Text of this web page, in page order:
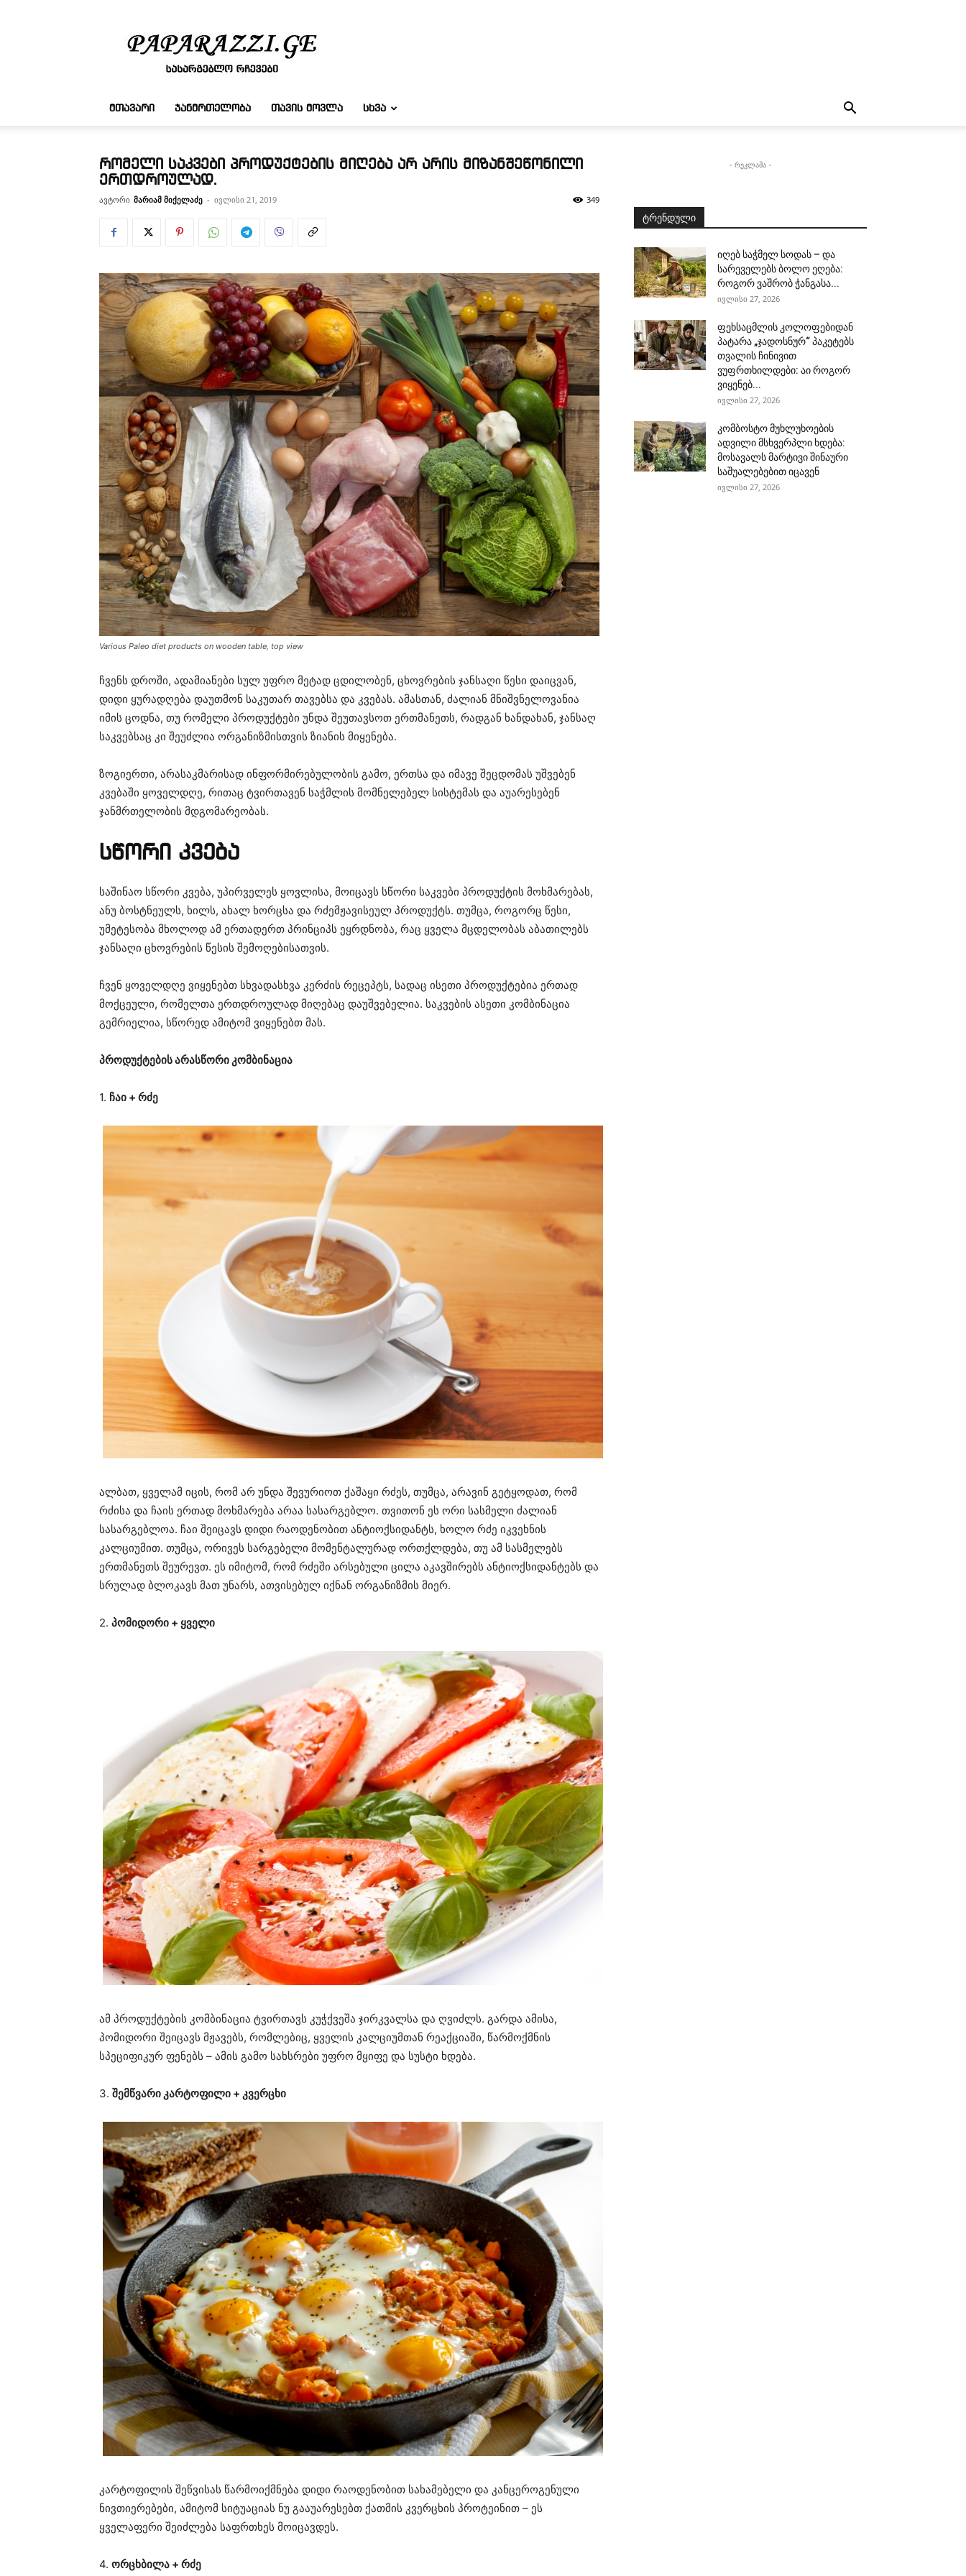
რჩევები
ᲛᲗᲐᲕᲐᲠᲘ ᲯᲐᲜᲛᲠᲗᲔᲚᲝᲑᲐ ᲗᲐᲕᲘᲡ ᲛᲝᲕᲚᲐ ᲡᲮᲕᲐ
რომელი საკვები პროდუქტების მიღება არ არის მიზანშეწონილი
ერთდროულად.
ავტორი მარიამ მიქელაძე - ივლისი 21, 2019 349
Various Paleo diet products on wooden table, top view
ჩვენს დროში, ადამიანები სულ უფრო მეტად ცდილობენ, ცხოვრების ჯანსაღი წესი დაიცვან,
დიდი ყურადღება დაუთმონ საკუთარ თავებსა და კვებას. ამასთან, ძალიან მნიშვნელოვანია
იმის ცოდნა, თუ რომელი პროდუქტები უნდა შეუთავსოთ ერთმანეთს, რადგან ხანდახან, ჯანსაღ
საკვებსაც კი შეუძლია ორგანიზმისთვის ზიანის მიყენება.
ზოგიერთი, არასაკმარისად ინფორმირებულობის გამო, ერთსა და იმავე შეცდომას უშვებენ
კვებაში ყოველდღე, რითაც ტვირთავენ საჭმლის მომნელებელ სისტემას და აუარესებენ
ჯანმრთელობის მდგომარეობას.
სწორი კვება
საშინაო სწორი კვება, უპირველეს ყოვლისა, მოიცავს სწორი საკვები პროდუქტის მოხმარებას,
ანუ ბოსტნეულს, ხილს, ახალ ხორცსა და რძემჟავისეულ პროდუქტს. თუმცა, როგორც წესი,
უმეტესობა მხოლოდ ამ ერთადერთ პრინციპს ეყრდნობა, რაც ყველა მცდელობას აბათილებს
ჯანსაღი ცხოვრების წესის შემოღებისათვის.
ჩვენ ყოველდღე ვიყენებთ სხვადასხვა კერძის რეცეპტს, სადაც ისეთი პროდუქტებია ერთად
მოქცეული, რომელთა ერთდროულად მიღებაც დაუშვებელია. საკვების ასეთი კომბინაცია
გემრიელია, სწორედ ამიტომ ვიყენებთ მას.
პროდუქტების არასწორი კომბინაცია
1. ჩაი + რძე
ალბათ, ყველამ იცის, რომ არ უნდა შევურიოთ ქაშაყი რძეს, თუმცა, არავინ გეტყოდათ, რომ
რძისა და ჩაის ერთად მოხმარება არაა სასარგებლო. თვითონ ეს ორი სასმელი ძალიან
სასარგებლოა. ჩაი შეიცავს დიდი რაოდენობით ანტიოქსიდანტს, ხოლო რძე იკვეხნის
კალციუმით. თუმცა, ორივეს სარგებელი მომენტალურად ორთქლდება, თუ ამ სასმელებს
ერთმანეთს შეურევთ. ეს იმიტომ, რომ რძეში არსებული ცილა აკავშირებს ანტიოქსიდანტებს და
სრულად ბლოკავს მათ უნარს, ათვისებულ იქნან ორგანიზმის მიერ.
2. პომიდორი + ყველი
ამ პროდუქტების კომბინაცია ტვირთავს კუჭქვეშა ჯირკვალსა და ღვიძლს. გარდა ამისა,
პომიდორი შეიცავს მჟავებს, რომლებიც, ყველის კალციუმთან რეაქციაში, წარმოქმნის
სპეციფიკურ ფენებს – ამის გამო სახსრები უფრო მყიფე და სუსტი ხდება.
3. შემწვარი კარტოფილი + კვერცხი
კარტოფილის შეწვისას წარმოიქმნება დიდი რაოდენობით სახამებელი და კანცეროგენული
ნივთიერებები, ამიტომ სიტუაციას ნუ გააუარესებთ ქათმის კვერცხის პროტეინით – ეს
ყველაფერი შეიძლება საფრთხეს მოიცავდეს.
4. ორცხბილა + რძე
- რეკლამა -
ტრენდული
იღებ საჭმელ სოდას – და
სარეველებს ბოლო ეღება:
როგორ ვაშრობ ჭანგასა...
ივლისი 27, 2026
ფეხსაცმლის კოლოფებიდან
პატარა „ჯადოსნურ“ პაკეტებს
თვალის ჩინივით
ვუფრთხილდები: აი როგორ
ვიყენებ...
ივლისი 27, 2026
კომბოსტო მუხლუხოების
ადვილი მსხვერპლი ხდება:
მოსავალს მარტივი შინაური
საშუალებებით იცავენ
ივლისი 27, 2026